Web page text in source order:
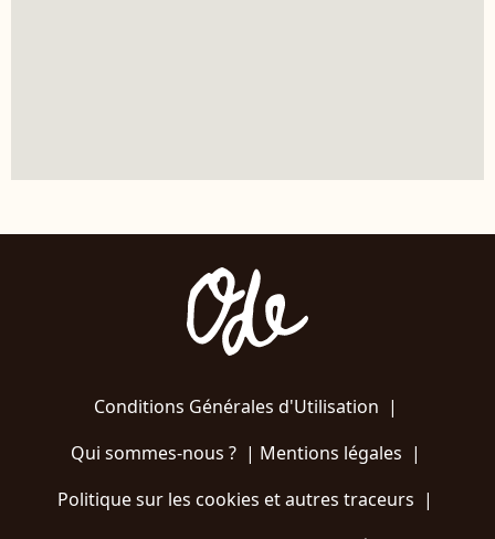
Conditions Générales d'Utilisation |
Qui sommes-nous ?| Mentions légales |
Politique sur les cookies et autres traceurs |